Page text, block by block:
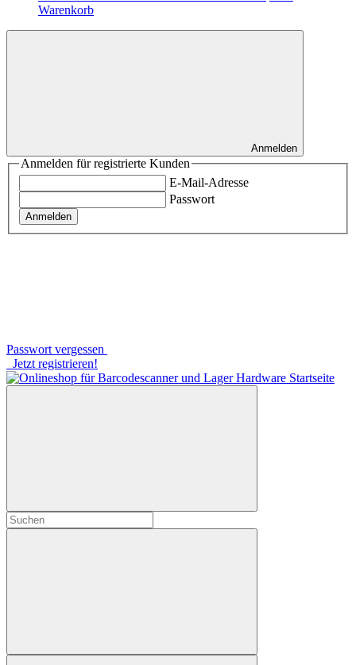
Warenkorb
Anmelden
Anmelden für registrierte Kunden
E-Mail-Adresse
Passwort
Anmelden
Passwort vergessen
Jetzt registrieren!